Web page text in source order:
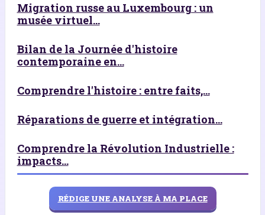
Migration russe au Luxembourg : un
musée virtuel...
Bilan de la Journée d'histoire
contemporaine en...
Comprendre l'histoire : entre faits,...
Réparations de guerre et intégration...
Comprendre la Révolution Industrielle :
impacts...
RÉDIGE UNE ANALYSE À MA PLACE